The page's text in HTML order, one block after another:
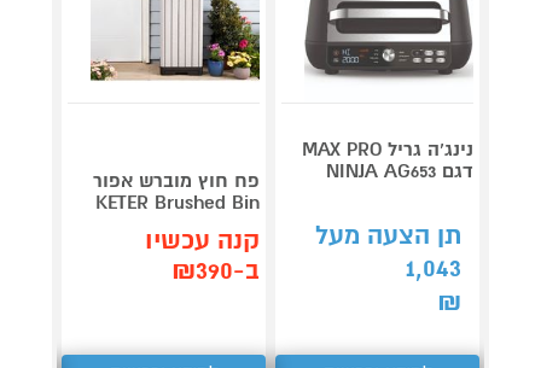
נינג’ה גריל MAX PRO
דגם NINJA AG653
תן הצעה מעל
1,043
₪
פח חוץ מוברש אפור
KETER Brushed Bin
קנה עכשיו
ב-₪390